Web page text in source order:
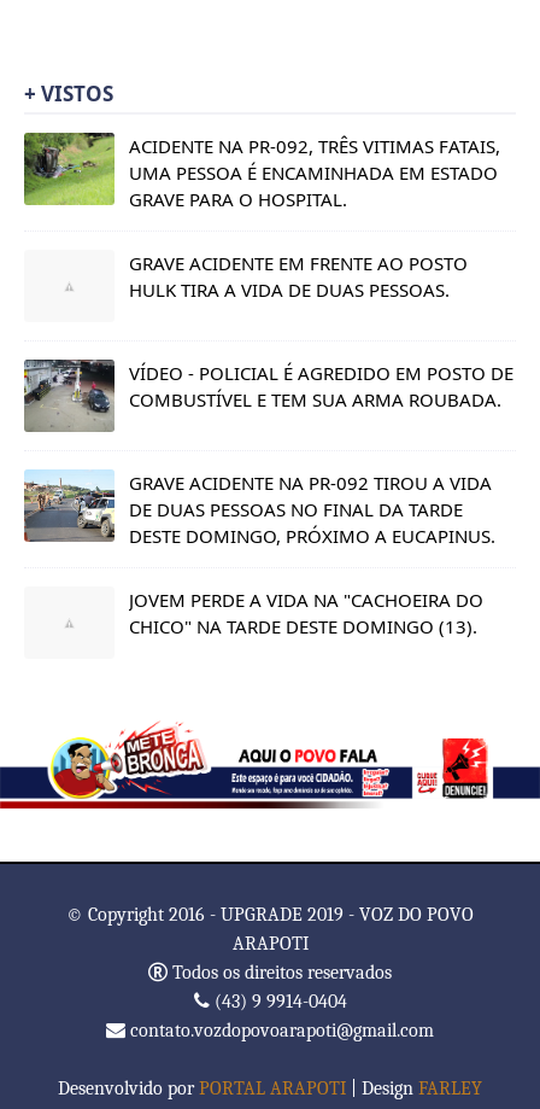
+ VISTOS
ACIDENTE NA PR-092, TRÊS VITIMAS FATAIS,
UMA PESSOA É ENCAMINHADA EM ESTADO
GRAVE PARA O HOSPITAL.
GRAVE ACIDENTE EM FRENTE AO POSTO
HULK TIRA A VIDA DE DUAS PESSOAS.
VÍDEO - POLICIAL É AGREDIDO EM POSTO DE
COMBUSTÍVEL E TEM SUA ARMA ROUBADA.
GRAVE ACIDENTE NA PR-092 TIROU A VIDA
DE DUAS PESSOAS NO FINAL DA TARDE
DESTE DOMINGO, PRÓXIMO A EUCAPINUS.
JOVEM PERDE A VIDA NA "CACHOEIRA DO
CHICO" NA TARDE DESTE DOMINGO (13).
© Copyright 2016 - UPGRADE 2019 - VOZ DO POVO
ARAPOTI
Todos os direitos reservados
(43) 9 9914-0404
contato.vozdopovoarapoti@gmail.com
Desenvolvido porPORTAL ARAPOTI | Design FARLEY